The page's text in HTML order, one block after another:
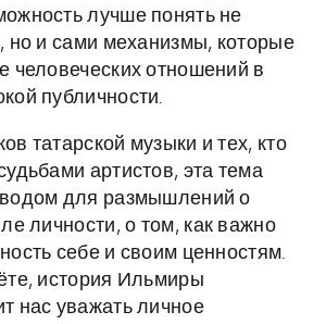
лучше понять не
но и сами механизмы, которые
человеческих отношений в
публичности.
татарской музыки и тех, кто
артистов, эта тема
для размышлений о
личности, о том, как важно
себе и своим ценностям.
история Ильмиры
нас уважать личное